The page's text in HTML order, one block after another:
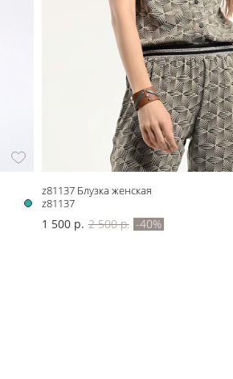
z81137 Блузка женская
z81137
1 500 р. 2 500 р. -40%